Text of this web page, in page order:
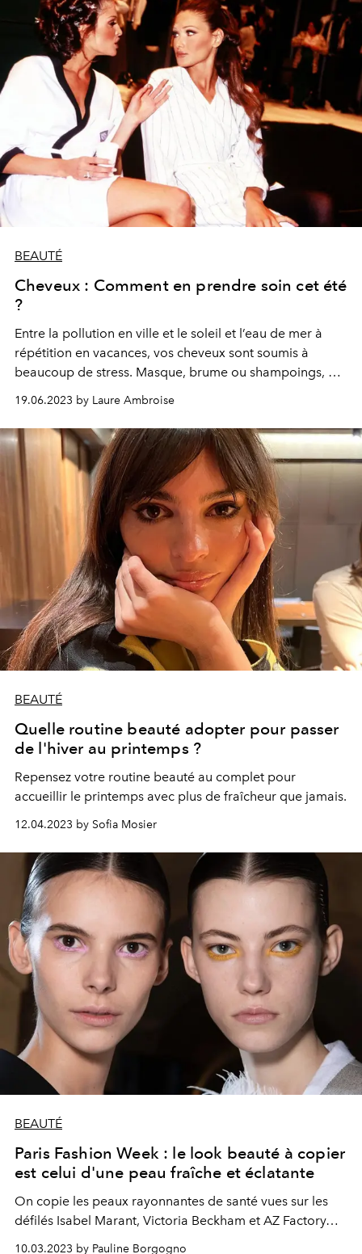
BEAUTÉ
Cheveux : Comment en prendre soin cet été
?
Entre la pollution en ville et le soleil et l’eau de mer à
répétition en vacances, vos cheveux sont soumis à
beaucoup de stress. Masque, brume ou shampoings, 6
nouveautés ou produits cultes pour les dorloter.
19.06.2023 by Laure Ambroise
BEAUTÉ
Quelle routine beauté adopter pour passer
de l'hiver au printemps ?
Repensez votre routine beauté au complet pour
accueillir le printemps avec plus de fraîcheur que jamais.
12.04.2023 by Sofia Mosier
BEAUTÉ
Paris Fashion Week : le look beauté à copier
est celui d'une peau fraîche et éclatante
On copie les peaux rayonnantes de santé vues sur les
défilés Isabel Marant, Victoria Beckham et AZ Factory…
10.03.2023 by Pauline Borgogno